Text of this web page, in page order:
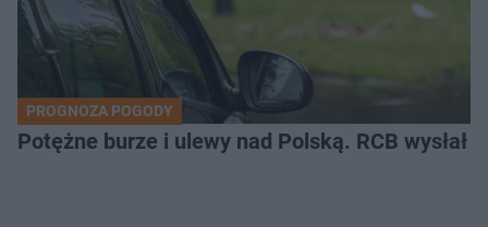
PROGNOZA POGODY
Potężne burze i ulewy nad Polską. RCB